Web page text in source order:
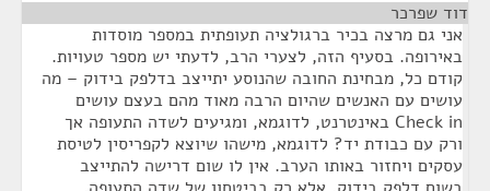
דוד שפרכר
אני גם מרצה בכיר ברגולציה תעופתית במספר מוסדות
באירופה. בסעיף הזה, לצערי הרב, לדעתי יש מספר טעויות.
קודם כל, מבחינת החובה שהנוסע יתייצב בדלפק בידוק – מה
עושים עם האנשים שהיום הרבה מאוד מהם בעצם עושים
Check in באינטרנט, לדוגמא, ומגיעים לשדה התעופה אך
ורק עם כבודת יד? לדוגמא, מישהו שיוצא לקפריסין לטיסת
עסקים ויחזור באותו הערב. אין לו שום דרישה להתייצב